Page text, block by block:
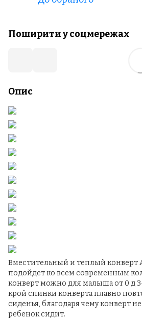
Поширити у соцмережах
Опис
Вместительный и теплый конверт
подойдет ко всем современным
конверт можно для малыша от 0 д
крой спинки конверта плавно
сиденья, благодаря чему конверт
ребенок сидит.